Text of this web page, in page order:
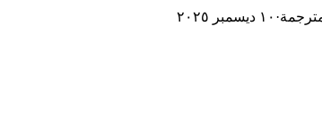
· ١٠ ديسمبر ٢٠٢٥